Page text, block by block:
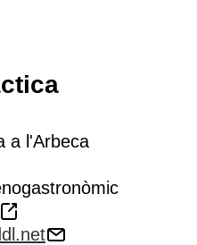
a l'Arbeca